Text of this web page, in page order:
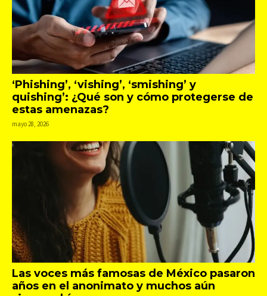
‘Phishing’, ‘vishing’, ‘smishing’ y
quishing’: ¿Qué son y cómo protegerse de
estas amenazas?
mayo 28, 2026
Las voces más famosas de México pasaron
años en el anonimato y muchos aún